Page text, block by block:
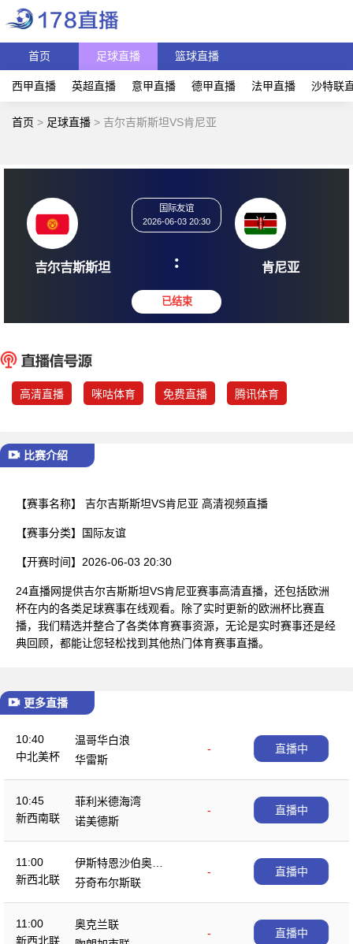
首页 足球直播 篮球直播
西甲直播 英超直播 意甲直播 德甲直播 法甲直播 沙特联
首页 > 足球直播 > 吉尔吉斯斯坦VS肯尼亚
吉尔吉斯斯坦
2026-06-03 20:30
: 肯
高清直播 咪咕体育 免费直播 腾讯体育
比赛介绍
【赛事名称】 吉尔吉斯斯坦VS肯尼亚 高清视频直播
【赛事分类】 国际友谊
【开赛时间】 2026-06-03 20:30
24直播网提供吉尔吉斯斯坦VS肯尼亚赛事高清直播，还包括欧洲
杯在内的各类足球赛事在线观看。除了实时更新的欧洲杯比赛直
播，我们精选并整合了各类体育赛事资源，无论是实时赛事还是经
典回顾，都能让您轻松找到其他热门体育赛事直播。
更多直播
10:40
中北美杯
温哥华白浪
-
华雷斯
直播中
10:45
新西南联
菲利米德海湾
-
诺美德斯
直播中
11:00
新西北联
伊斯特恩沙伯奥克
兰
-
芬奇布尔斯联
直播中
11:00
新西北联
奥克兰联
-
直播中